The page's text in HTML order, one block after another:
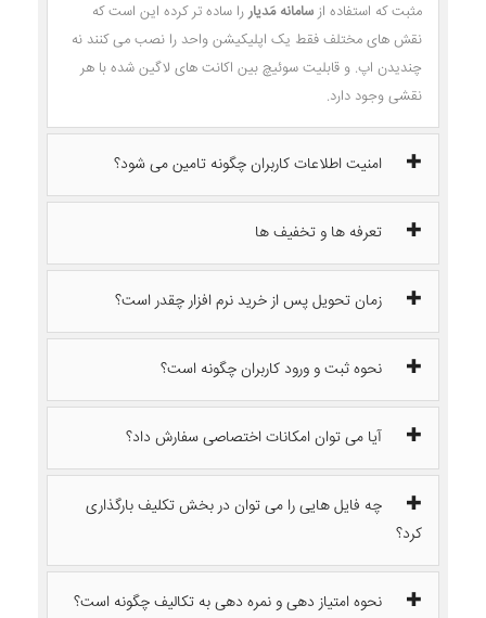
مثبت که استفاده از سامانه مَدیاررا ساده تر کرده این است که
نقش های مختلف فقط یک اپلیکیشن واحد را نصب می کنند نه
چندیدن اپ. و قابلیت سوئیچ بین اکانت های لاگین شده با هر
نقشی وجود دارد.
امنیت اطلاعات کاربران چگونه تامین می شود؟
تعرفه ها و تخفیف ها
زمان تحویل پس از خرید نرم افزار چقدر است؟
نحوه ثبت و ورود کاربران چگونه است؟
آیا می توان امکانات اختصاصی سفارش داد؟
چه فایل هایی را می توان در بخش تکلیف بارگذاری
کرد؟
نحوه امتیاز دهی و نمره دهی به تکالیف چگونه است؟